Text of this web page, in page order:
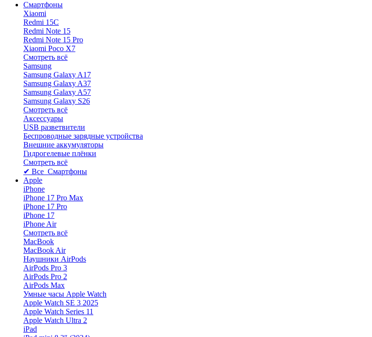
Смартфоны
Xiaomi
Redmi 15C
Redmi Note 15
Redmi Note 15 Pro
Xiaomi Poco X7
Смотреть всё
Samsung
Samsung Galaxy A17
Samsung Galaxy A37
Samsung Galaxy A57
Samsung Galaxy S26
Смотреть всё
Аксессуары
USB разветвители
Беспроводные зарядные устройства
Внешние аккумуляторы
Гидрогелевые плёнки
Смотреть всё
✔ Все Смартфоны
Apple
iPhone
iPhone 17 Pro Max
iPhone 17 Pro
iPhone 17
iPhone Air
Смотреть всё
MacBook
MacBook Air
Наушники AirPods
AirPods Pro 3
AirPods Pro 2
AirPods Max
Умные часы Apple Watch
Apple Watch SE 3 2025
Apple Watch Series 11
Apple Watch Ultra 2
iPad